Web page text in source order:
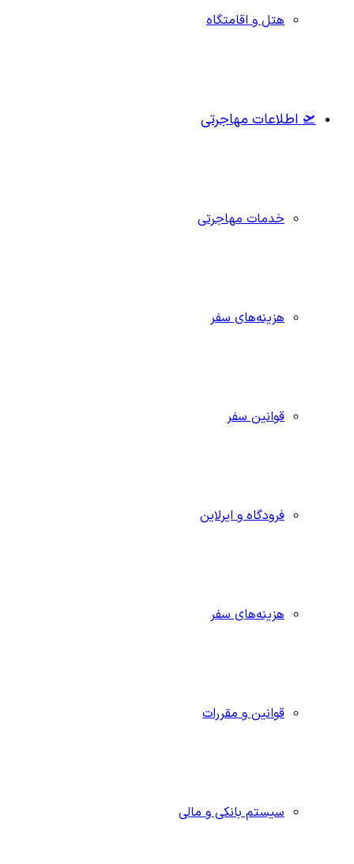
هتل و اقامتگاه
🛫 اطلاعات مهاجرتی
خدمات مهاجرتی
هزینه‌های سفر
قوانین سفر
فرودگاه و ایرلاین
هزینه‌های سفر
قوانین و مقررات
سیستم بانکی و مالی